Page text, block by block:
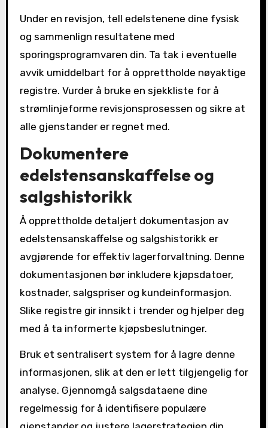
Under en revisjon, tell edelstenene dine fysisk
og sammenlign resultatene med
sporingsprogramvaren din. Ta tak i eventuelle
avvik umiddelbart for å opprettholde nøyaktige
registre. Vurder å bruke en sjekkliste for å
strømlinjeforme revisjonsprosessen og sikre at
alle gjenstander er regnet med.
Dokumentere
edelstensanskaffelse og
salgshistorikk
Å opprettholde detaljert dokumentasjon av
edelstensanskaffelse og salgshistorikk er
avgjørende for effektiv lagerforvaltning. Denne
dokumentasjonen bør inkludere kjøpsdatoer,
kostnader, salgspriser og kundeinformasjon.
Slike registre gir innsikt i trender og hjelper deg
med å ta informerte kjøpsbeslutninger.
Bruk et sentralisert system for å lagre denne
informasjonen, slik at den er lett tilgjengelig for
analyse. Gjennomgå salgsdataene dine
regelmessig for å identifisere populære